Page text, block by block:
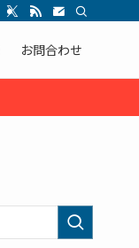
お問合わせ